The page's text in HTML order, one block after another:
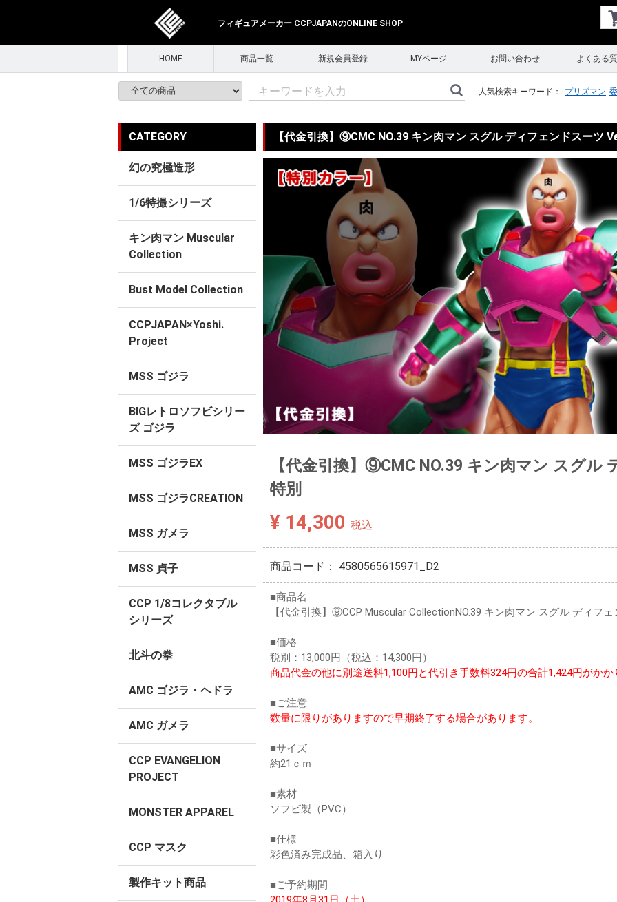
フィギュアメーカー CCPJAPANのONLINE SHOP
HOME 商品一覧 新規会員登録 MYページ お問い合わせ よくある
人気検索キーワード： プリズマン
【代金引換】⑨CMC NO.39 キン肉マン スグル ディフェンドスーツ
【代金引換】⑨CMC NO.39 キン肉マン スグル
特別
¥ 14,300 税込
商品コード： 4580565615971_D2
■商品名
【代金引換】⑨CCP Muscular CollectionNO.39 キン肉マン スグル ディフェ
■価格
税別：13,000円（税込：14,300円）
商品代金の他に別途送料1,100円と代引き手数料324円の合計1,424円がかか
■ご注意
数量に限りがありますので早期終了する場合があります。
■サイズ
約21ｃｍ
■素材
ソフビ製（PVC）
■仕様
彩色済み完成品、箱入り
■ご予約期間
CATEGORY
幻の究極造形
1/6特撮シリーズ
キン肉マン Muscular
Collection
Bust Model Collection
CCPJAPAN×Yoshi.
Project
MSS ゴジラ
BIGレトロソフビシリー
ズ ゴジラ
MSS ゴジラEX
MSS ゴジラCREATION
MSS ガメラ
MSS 貞子
CCP 1/8コレクタブル
シリーズ
北斗の拳
AMC ゴジラ・ヘドラ
AMC ガメラ
CCP EVANGELION
PROJECT
MONSTER APPAREL
CCP マスク
製作キット商品